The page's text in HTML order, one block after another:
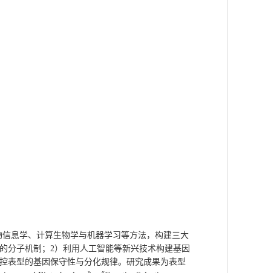
息学、计算生物学与机器学习等方法，构建三大
分子机制； 2）利用人工智能等新兴技术构建基因
表型的基因保守性与分化规律。研究成果为表型